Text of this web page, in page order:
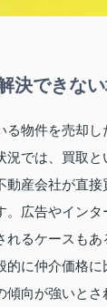
決できな
る物件を売却
では、買取と
動産会社が直
。広告やイン
るケースも
的に仲介価格
傾向が強いと